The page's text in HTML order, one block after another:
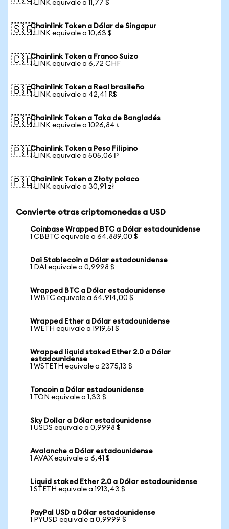
1 LINK equivale a 11,77 $
🇸🇬Chainlink Token a Dólar de Singapur
1 LINK equivale a 10,63 $
🇨🇭Chainlink Token a Franco Suizo
1 LINK equivale a 6,72 CHF
🇧🇷Chainlink Token a Real brasileño
1 LINK equivale a 42,41 R$
🇧🇩Chainlink Token a Taka de Bangladés
1 LINK equivale a 1026,84 ৳
🇵🇭Chainlink Token a Peso Filipino
1 LINK equivale a 505,06 ₱
🇵🇱Chainlink Token a Złoty polaco
1 LINK equivale a 30,91 zł
Convierte otras criptomonedas a USD
Coinbase Wrapped BTC a Dólar estadounidense
1 CBBTC equivale a 64.889,00 $
Dai Stablecoin a Dólar estadounidense
1 DAI equivale a 0,9998 $
Wrapped BTC a Dólar estadounidense
1 WBTC equivale a 64.914,00 $
Wrapped Ether a Dólar estadounidense
1 WETH equivale a 1919,51 $
Wrapped liquid staked Ether 2.0 a Dólar
estadounidense
1 WSTETH equivale a 2375,13 $
Toncoin a Dólar estadounidense
1 TON equivale a 1,33 $
Sky Dollar a Dólar estadounidense
1 USDS equivale a 0,9998 $
Avalanche a Dólar estadounidense
1 AVAX equivale a 6,41 $
Liquid staked Ether 2.0 a Dólar estadounidense
1 STETH equivale a 1913,43 $
PayPal USD a Dólar estadounidense
1 PYUSD equivale a 0,9999 $